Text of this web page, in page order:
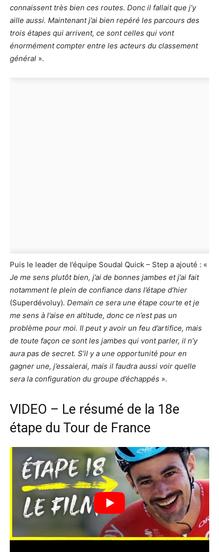
connaissent très bien ces routes. Donc il fallait que j’y
aille aussi. Maintenant j’ai bien repéré les parcours des
trois étapes qui arrivent, ce sont celles qui vont
énormément compter entre les acteurs du classement
général ».
Puis le leader de l’équipe Soudal Quick – Step a ajouté : «
Je me sens plutôt bien, j’ai de bonnes jambes et j’ai fait
notamment le plein de confiance dans l’étape d’hier
(Superdévoluy). Demain ce sera une étape courte et je
me sens à l’aise en altitude, donc ce n’est pas un
problème pour moi. Il peut y avoir un feu d’artifice, mais
de toute façon ce sont les jambes qui vont parler, il n’y
aura pas de secret. S’il y a une opportunité pour en
gagner une, j’essaierai, mais il faudra aussi voir quelle
sera la configuration du groupe d’échappés ».
VIDEO – Le résumé de la 18e
étape du Tour de France